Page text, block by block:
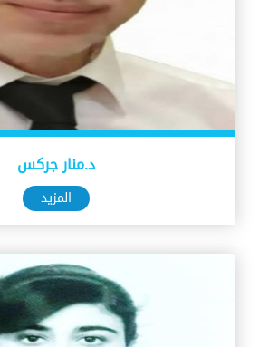
د.منار جركس
المزيد